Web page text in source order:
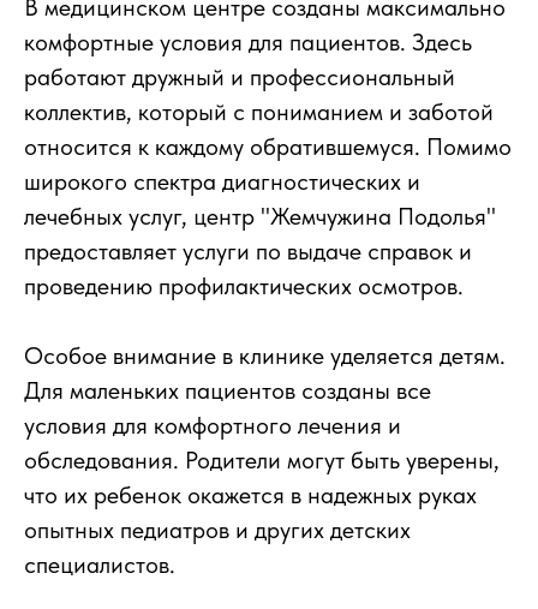
В медицинском центре созданы максимально
комфортные условия для пациентов. Здесь
работают дружный и профессиональный
коллектив, который с пониманием и заботой
относится к каждому обратившемуся. Помимо
широкого спектра диагностических и
лечебных услуг, центр "Жемчужина Подолья"
предоставляет услуги по выдаче справок и
проведению профилактических осмотров.
Особое внимание в клинике уделяется детям.
Для маленьких пациентов созданы все
условия для комфортного лечения и
обследования. Родители могут быть уверены,
что их ребенок окажется в надежных руках
опытных педиатров и других детских
специалистов.